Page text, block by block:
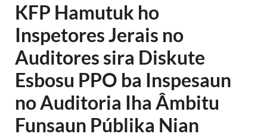
KFP Hamutuk ho
Inspetores Jerais no
Auditores sira Diskute
Esbosu PPO ba Inspesaun
no Auditoria Iha Âmbitu
Funsaun Públika Nian